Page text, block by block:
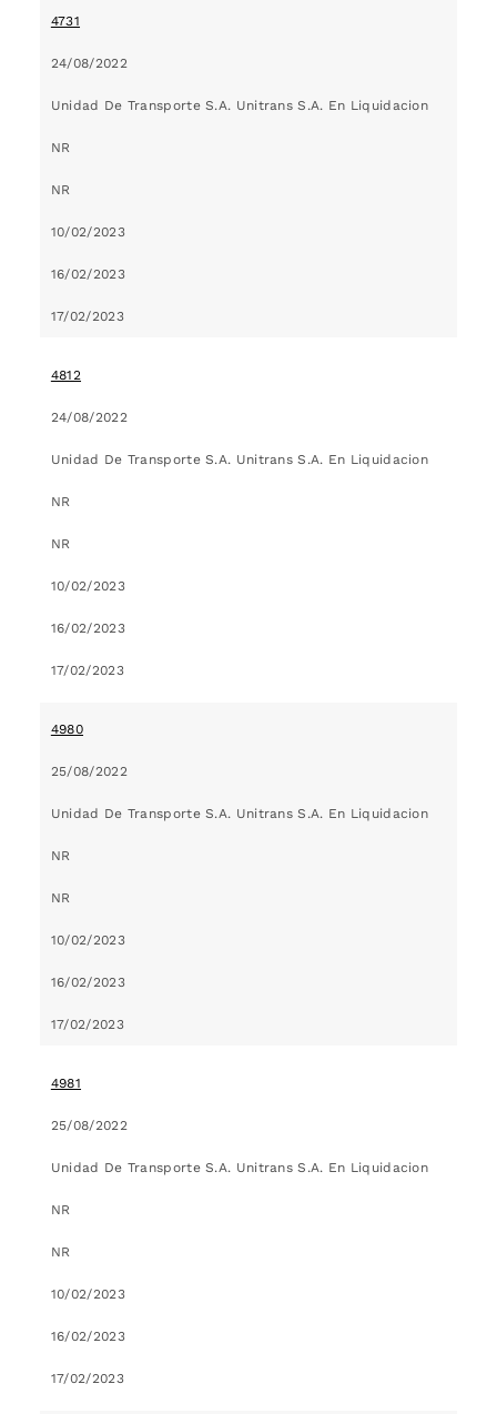
4731
24/08/2022
Unidad De Transporte S.A. Unitrans S.A. En Liquidacion
NR
NR
10/02/2023
16/02/2023
17/02/2023
4812
24/08/2022
Unidad De Transporte S.A. Unitrans S.A. En Liquidacion
NR
NR
10/02/2023
16/02/2023
17/02/2023
4980
25/08/2022
Unidad De Transporte S.A. Unitrans S.A. En Liquidacion
NR
NR
10/02/2023
16/02/2023
17/02/2023
4981
25/08/2022
Unidad De Transporte S.A. Unitrans S.A. En Liquidacion
NR
NR
10/02/2023
16/02/2023
17/02/2023